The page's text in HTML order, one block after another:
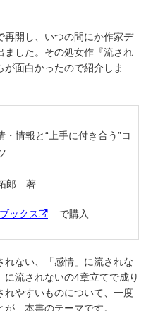
再開し、いつの間にか作家デ
ました。その処女作『流され
面白かったので紹介しま
情報と“上手に付き合う”コ
郎 著
ックス で購入
れない、「感情」に流されな
流されないの4章立てで成り
れやすいものについて、一度
、本書のテーマです。